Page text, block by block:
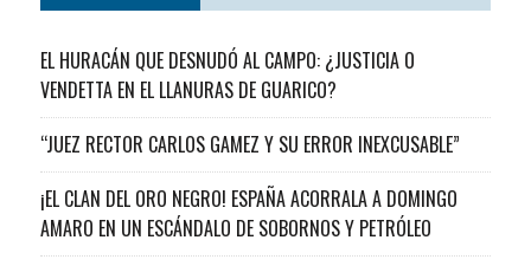
EL HURACÁN QUE DESNUDÓ AL CAMPO: ¿JUSTICIA O
VENDETTA EN EL LLANURAS DE GUARICO?
“JUEZ RECTOR CARLOS GAMEZ Y SU ERROR INEXCUSABLE”
¡EL CLAN DEL ORO NEGRO! ESPAÑA ACORRALA A DOMINGO
AMARO EN UN ESCÁNDALO DE SOBORNOS Y PETRÓLEO